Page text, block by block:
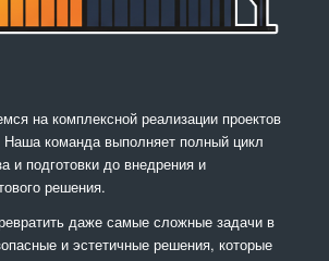
на комплексной реализации проектов
команда выполняет полный цикл
и подготовки до внедрения и
решения.
даже самые сложные задачи в
и эстетичные решения, которые